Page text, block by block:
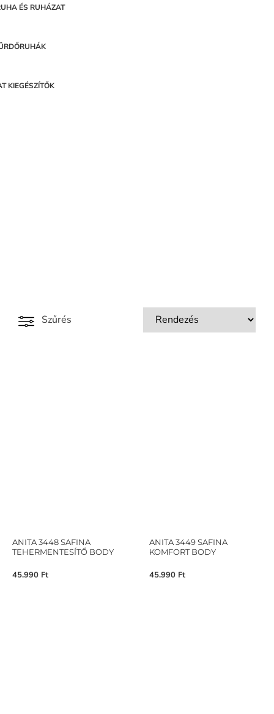
ÉS RUHÁZAT
KIEGÉSZÍTŐK
Szűrés
ANITA 3448 SAFINA
TEHERMENTESÍTŐ BODY
45.990 Ft
ANITA 3449 SAFINA
KOMFORT BODY
45.990 Ft